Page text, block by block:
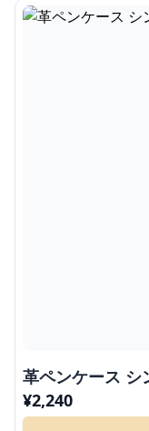
革ペンケース シ
¥2,240